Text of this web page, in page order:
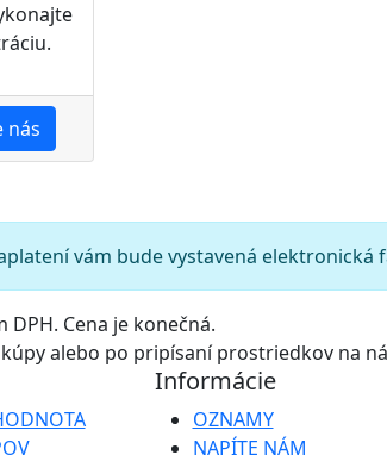
nás
vám bude vystavená elektronická
Cena je konečná.
alebo po pripísaní prostriedkov na
Informácie
OZNAMY
NAPÍTE NÁM